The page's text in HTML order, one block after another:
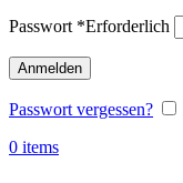
Passwort *Erforderlich
Anmelden
Passwort vergessen?
0 items